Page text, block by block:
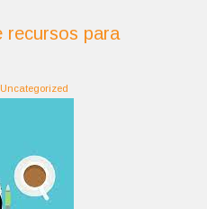
recursos para
Uncategorized